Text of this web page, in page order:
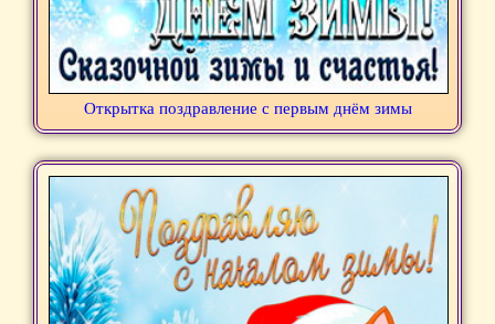
Открытка поздравление с первым днём зимы